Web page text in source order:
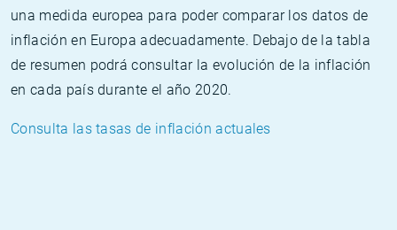
una medida europea para poder comparar los datos de
inflación en Europa adecuadamente. Debajo de la tabla
de resumen podrá consultar la evolución de la inflación
en cada país durante el año 2020.
Consulta las tasas de inflación actuales